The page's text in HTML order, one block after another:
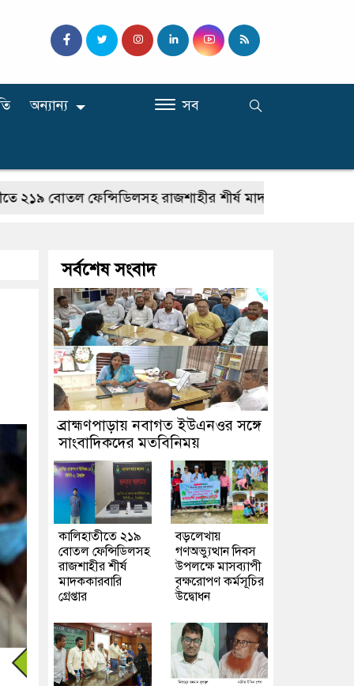
অন্যান্য সব
ফেন্সিডিলসহ রাজশাহীর শীর্ষ মাদককারবারি গ্রেপ্তার
সর্বশেষ সংবাদ
ব্রাহ্মণপাড়ায় নবাগত ইউএনওর সঙ্গে
সাংবাদিকদের মতবিনিময়
কালিহাতীতে ২১৯
বোতল ফেন্সিডিলসহ
রাজশাহীর শীর্ষ
মাদককারবারি
গ্রেপ্তার
বড়লেখায়
গণঅভ্যুত্থান দিবস
উপলক্ষে মাসব্যাপী
বৃক্ষরোপণ কর্মসূচির
উদ্বোধন